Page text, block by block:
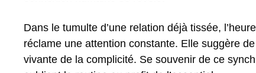
Dans le tumulte d’une relation déjà tissée,
réclame une attention constante. Elle suggère
vivante de la complicité. Se souvenir de ce